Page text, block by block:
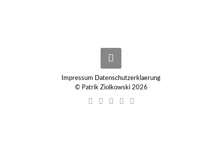
Impressum Datenschutzerklaerung
© Patrik Ziolkowski 2026